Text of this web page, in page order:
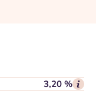
3,20 %